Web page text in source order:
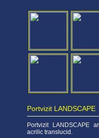
Portvizit LANDSCAPE
Portvizit LANDSCAPE
acrilic translucid.